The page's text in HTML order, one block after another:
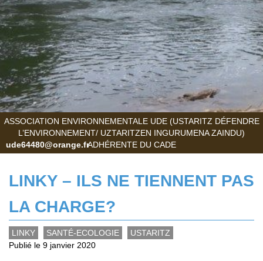
ASSOCIATION ENVIRONNEMENTALE UDE (USTARITZ DÉFENDRE
L’ENVIRONNEMENT/ UZTARITZEN INGURUMENA ZAINDU)
ADHÉRENTE DU CADE
ude64480@orange.fr
LINKY – ILS NE TIENNENT PAS
LA CHARGE?
LINKY SANTÉ-ECOLOGIE
USTARITZ
Publié le 9 janvier 2020